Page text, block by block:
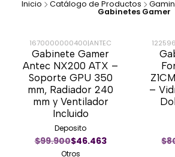
Inicio Catálogo de Productos
Gabinetes Gamer
-52%
1670000000400|ANTEC
Gabinete Gamer
Antec NX200 ATX –
Soporte GPU 350
mm, Radiador 240
mm y Ventilador
Incluido
Deposito
$99.900$46.463
Otros
-
–